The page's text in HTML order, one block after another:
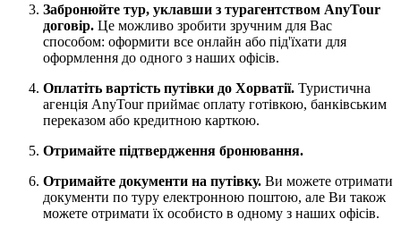
Забронюйте тур, уклавши з турагентством AnyTour
договір. Це можливо зробити зручним для Вас
способом: оформити все онлайн або під'їхати для
оформлення до одного з наших офісів.
Оплатіть вартість путівки до Хорватії. Туристична
агенція AnyTour приймає оплату готівкою, банківським
переказом або кредитною карткою.
Отримайте підтвердження бронювання.
Отримайте документи на путівку. Ви можете отримати
документи по туру електронною поштою, але Ви також
можете отримати їх особисто в одному з наших офісів.